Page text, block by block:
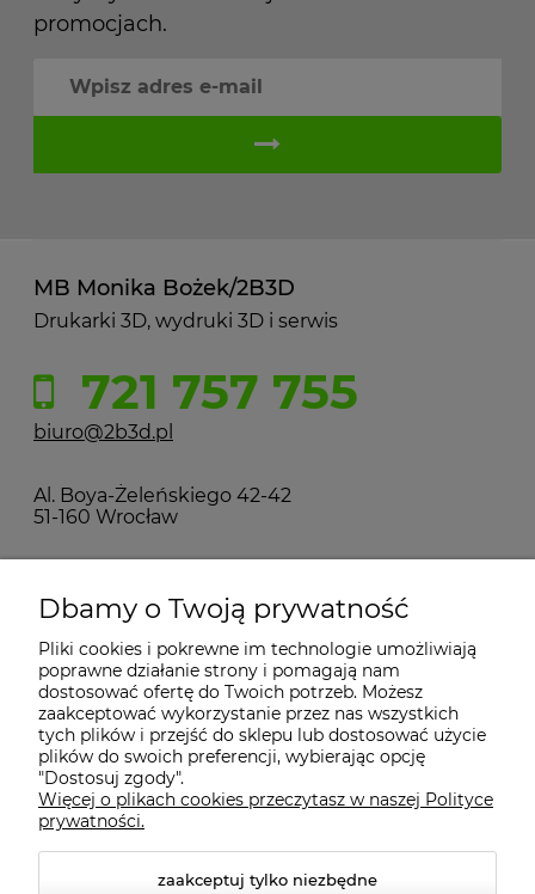
promocjach.
MB Monika Bożek/2B3D
Drukarki 3D, wydruki 3D i serwis
721 757 755
biuro@2b3d.pl
Al. Boya-Żeleńskiego 42-42
51-160 Wrocław
MOJE KONTO
PŁATNOŚCI I DOSTAWA
INFORMACJE
KONTAKT
Dbamy o Twoją prywatność
Pliki cookies i pokrewne im technologie umożliwiają
poprawne działanie strony i pomagają nam
dostosować ofertę do Twoich potrzeb. Możesz
zaakceptować wykorzystanie przez nas wszystkich
tych plików i przejść do sklepu lub dostosować użycie
plików do swoich preferencji, wybierając opcję
"Dostosuj zgody".
Więcej o plikach cookies przeczytasz w naszej Polityce
prywatności.
zaakceptuj tylko niezbędne